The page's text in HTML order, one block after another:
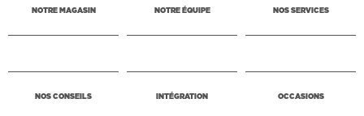
NOTRE MAGASIN NOTRE ÉQUIPE NOS SERVICES
NOS CONSEILS INTÉGRATION OCCASIONS